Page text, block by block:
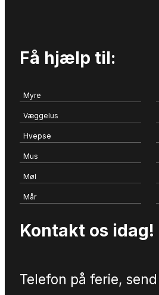
Få hjælp til:
Myre
Væggelus
Hvepse
Mus
Møl
Mår
Kontakt os idag!
Telefon på ferie,